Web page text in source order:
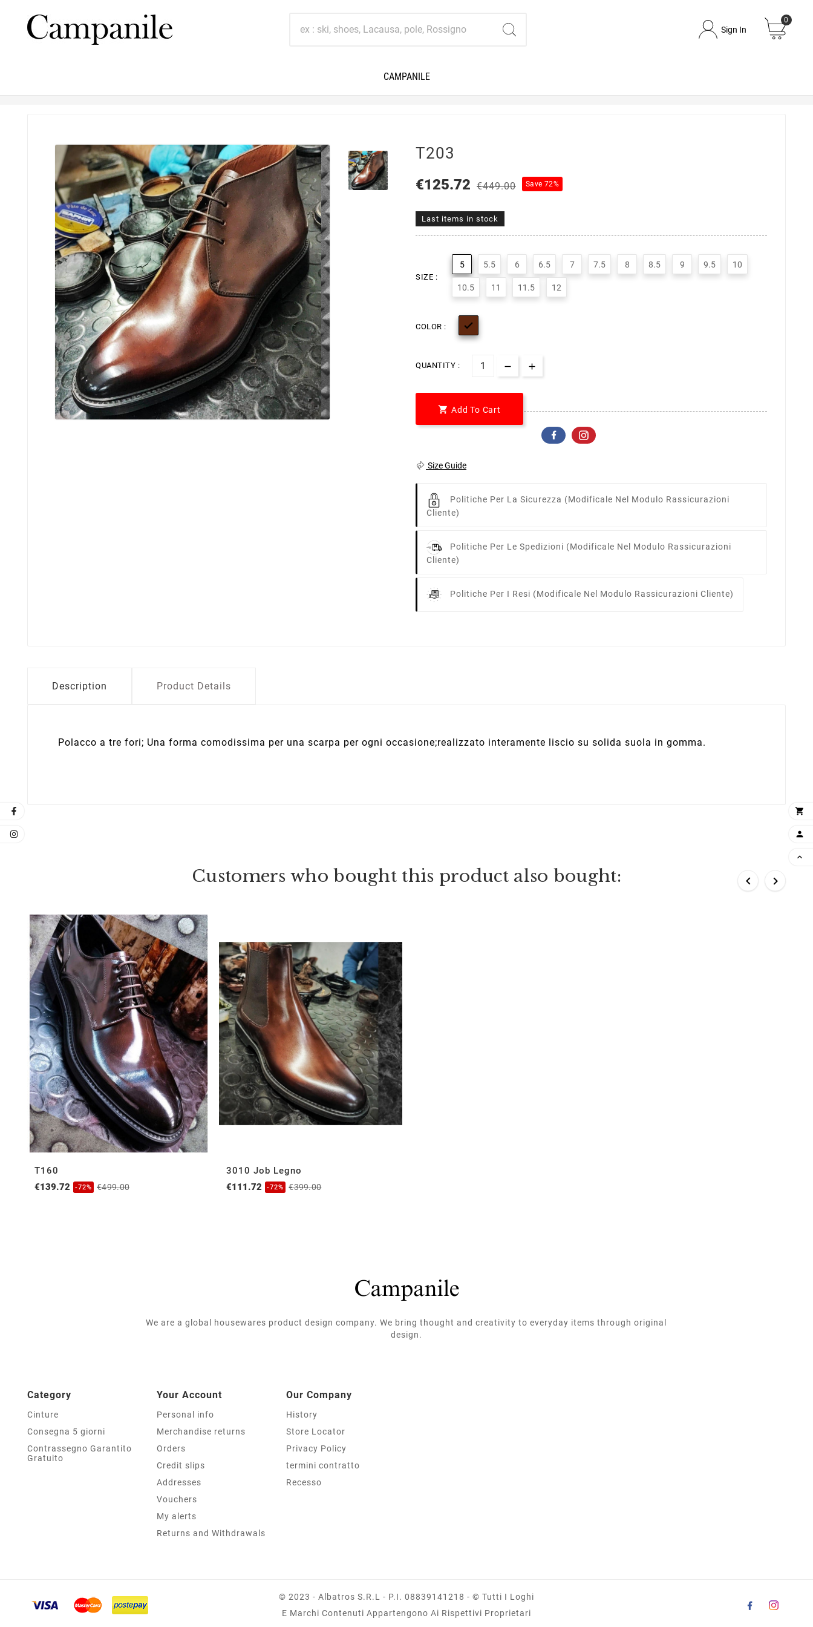
Sign In
0
CAMPANILE

T203
€125.72 €449.00 Save 72%
Last items in stock
SIZE :
5 5.5 6 6.5 7 7.5 8 8.5 9 9.5 10
10.5 11 11.5 12
COLOR : 
QUANTITY :
 Add To Cart
Size Guide
Politiche Per La Sicurezza (modificale Nel Modulo Rassicurazioni
Cliente)
Politiche Per Le Spedizioni (modificale Nel Modulo Rassicurazioni
Cliente)
Politiche Per I Resi (modificale Nel Modulo Rassicurazioni Cliente)
Description Product Details
Polacco a tre fori; Una forma comodissima per una scarpa per ogni occasione;realizzato interamente liscio su solida suola in gomma.
Customers who bought this product also bought:  
T160
€139.72
-72% €499.00
3010 Job Legno
€111.72
-72% €399.00
We are a global housewares product design company. We bring thought and creativity to everyday items through original
design.
Category
Cinture
Consegna 5 giorni
Contrassegno Garantito
Gratuito
Your Account
Personal info
Merchandise returns
Orders
Credit slips
Addresses
Vouchers
My alerts
Returns and Withdrawals
Our Company
History
Store Locator
Privacy Policy
termini contratto
Recesso



© 2023 - Albatros S.r.l - P.I. 08839141218 - © Tutti I Loghi
E Marchi Contenuti Appartengono Ai Rispettivi Proprietari